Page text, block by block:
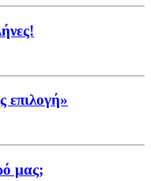
επιλογή»
μας;